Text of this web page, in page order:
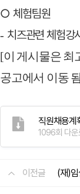
○ 체험팀원
- 치즈관련 체험강
[이 게시물은 최
공고에서 이동
직원채용계
1096회 다
이전글 (재)임